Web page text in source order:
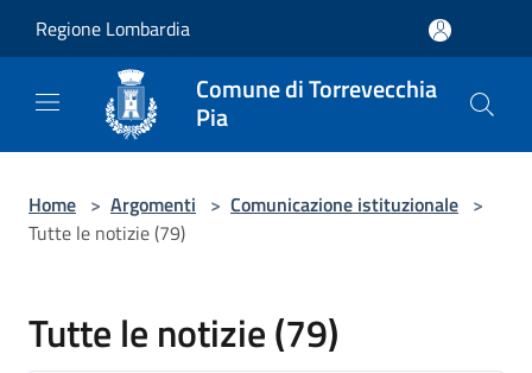
Regione Lombardia
Comune di Torrevecchia
Pia
Home > Argomenti > Comunicazione istituzionale >
Tutte le notizie (79)
Tutte le notizie (79)